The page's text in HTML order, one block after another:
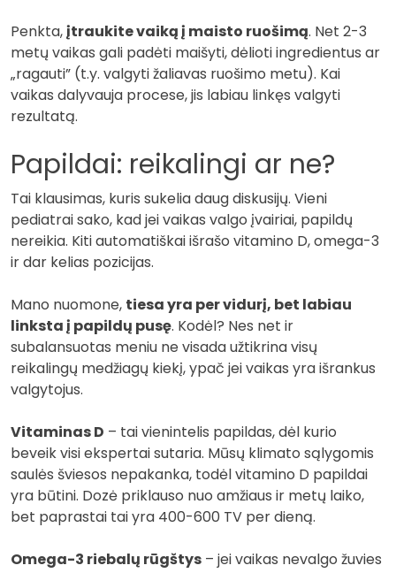
Penkta,įtraukite vaiką į maisto ruošimą. Net 2-3
metų vaikas gali padėti maišyti, dėlioti ingredientus ar
„ragauti” (t.y. valgyti žaliavas ruošimo metu). Kai
vaikas dalyvauja procese, jis labiau linkęs valgyti
rezultatą.
Papildai: reikalingi ar ne?
Tai klausimas, kuris sukelia daug diskusijų. Vieni
pediatrai sako, kad jei vaikas valgo įvairiai, papildų
nereikia. Kiti automatiškai išrašo vitamino D, omega-3
ir dar kelias pozicijas.
Mano nuomone, tiesa yra per vidurį, bet labiau
linksta į papildų pusę. Kodėl? Nes net ir
subalansuotas meniu ne visada užtikrina visų
reikalingų medžiagų kiekį, ypač jei vaikas yra išrankus
valgytojus.
Vitaminas D – tai vienintelis papildas, dėl kurio
beveik visi ekspertai sutaria. Mūsų klimato sąlygomis
saulės šviesos nepakanka, todėl vitamino D papildai
yra būtini. Dozė priklauso nuo amžiaus ir metų laiko,
bet paprastai tai yra 400-600 TV per dieną.
Omega-3 riebalų rūgštys – jei vaikas nevalgo žuvies